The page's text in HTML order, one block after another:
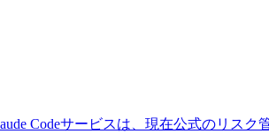
Codeサービスは、現在公式のリス